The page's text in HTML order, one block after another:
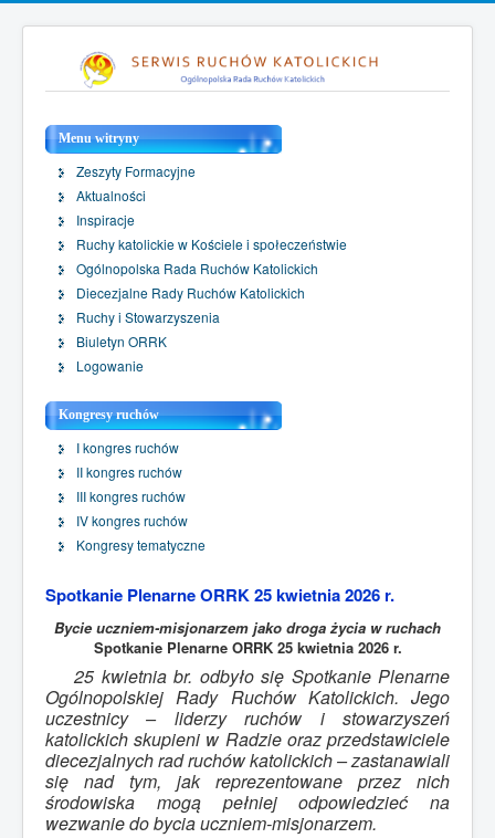
Menu witryny
Zeszyty Formacyjne
Aktualności
Inspiracje
Ruchy katolickie w Kościele i społeczeństwie
Ogólnopolska Rada Ruchów Katolickich
Diecezjalne Rady Ruchów Katolickich
Ruchy i Stowarzyszenia
Biuletyn ORRK
Logowanie
Kongresy ruchów
I kongres ruchów
II kongres ruchów
III kongres ruchów
IV kongres ruchów
Kongresy tematyczne
Spotkanie Plenarne ORRK 25 kwietnia 2026 r.
Bycie uczniem-misjonarzem jako droga życia w ruchach
Spotkanie Plenarne ORRK 25 kwietnia 2026 r.
25 kwietnia br. odbyło się Spotkanie Plenarne
Ogólnopolskiej Rady Ruchów Katolickich. Jego
uczestnicy – liderzy ruchów i stowarzyszeń
katolickich skupieni w Radzie oraz przedstawiciele
diecezjalnych rad ruchów katolickich – zastanawiali
się nad tym, jak reprezentowane przez nich
środowiska mogą pełniej odpowiedzieć na
wezwanie do bycia uczniem-misjonarzem.